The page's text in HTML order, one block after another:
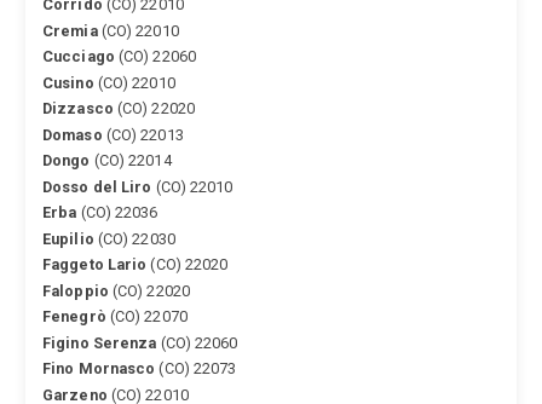
Corrido (CO) 22010
Cremia(CO) 22010
Cucciago (CO) 22060
Cusino (CO) 22010
Dizzasco (CO) 22020
Domaso (CO) 22013
Dongo (CO) 22014
Dosso del Liro (CO) 22010
Erba (CO) 22036
Eupilio (CO) 22030
Faggeto Lario (CO) 22020
Faloppio (CO) 22020
Fenegrò (CO) 22070
Figino Serenza (CO) 22060
Fino Mornasco (CO) 22073
Garzeno (CO) 22010